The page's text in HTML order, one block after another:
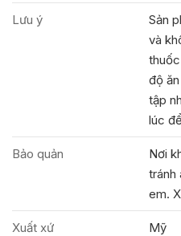
Lưu ý
Sản
và
độ
tập
lúc
Bảo quản
Nơi
tránh
em.
Xuất xứ Mỹ